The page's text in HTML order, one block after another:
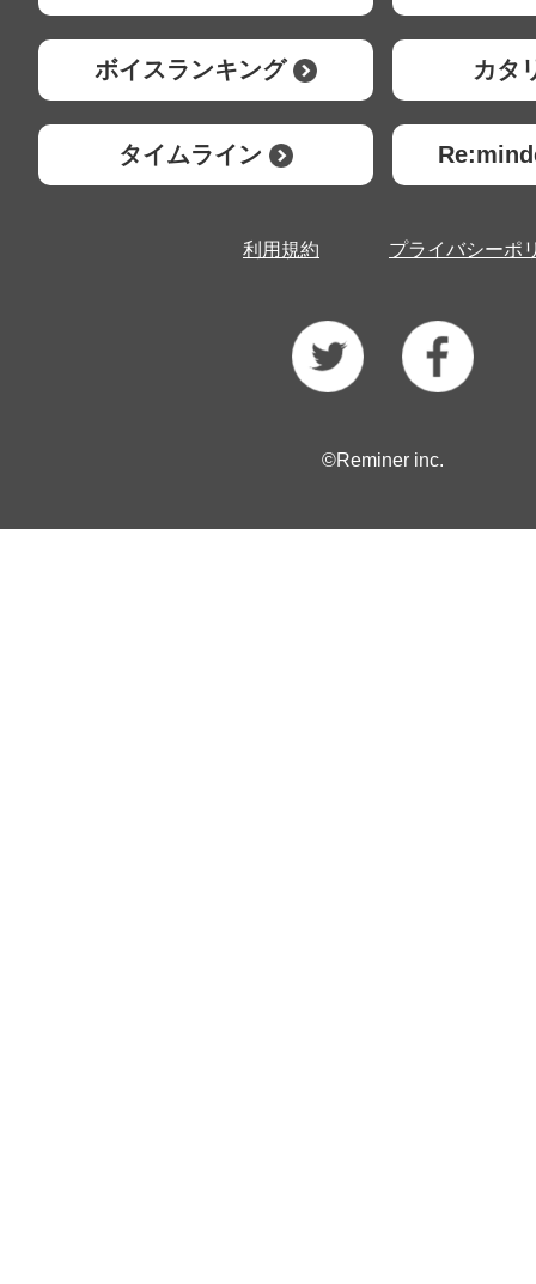
ボイスランキング カタ
タイムライン
利用規約 プライバシーポ
©Reminer inc.